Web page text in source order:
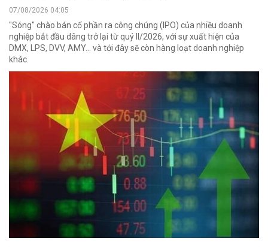
07/08/2026 04:05
"Sóng" chào bán cổ phần ra công chúng (IPO) của nhiều doanh
nghiệp bắt đầu dâng trở lại từ quý II/2026, với sự xuất hiện của
DMX, LPS, DVV, AMY... và tới đây sẽ còn hàng loạt doanh nghiệp
khác.